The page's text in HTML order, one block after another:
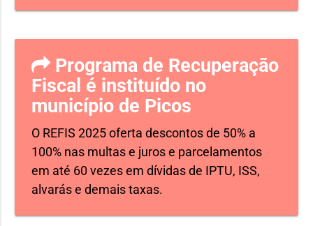
Programa de Recuperação
Fiscal é instituído no
município de Picos
O REFIS 2025 oferta descontos de 50% a
100% nas multas e juros e parcelamentos
em até 60 vezes em dívidas de IPTU, ISS,
alvarás e demais taxas.